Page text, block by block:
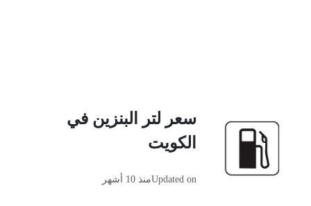
سعر لتر البنزين في
الكويت
Updated onمنذ 10 أشهر